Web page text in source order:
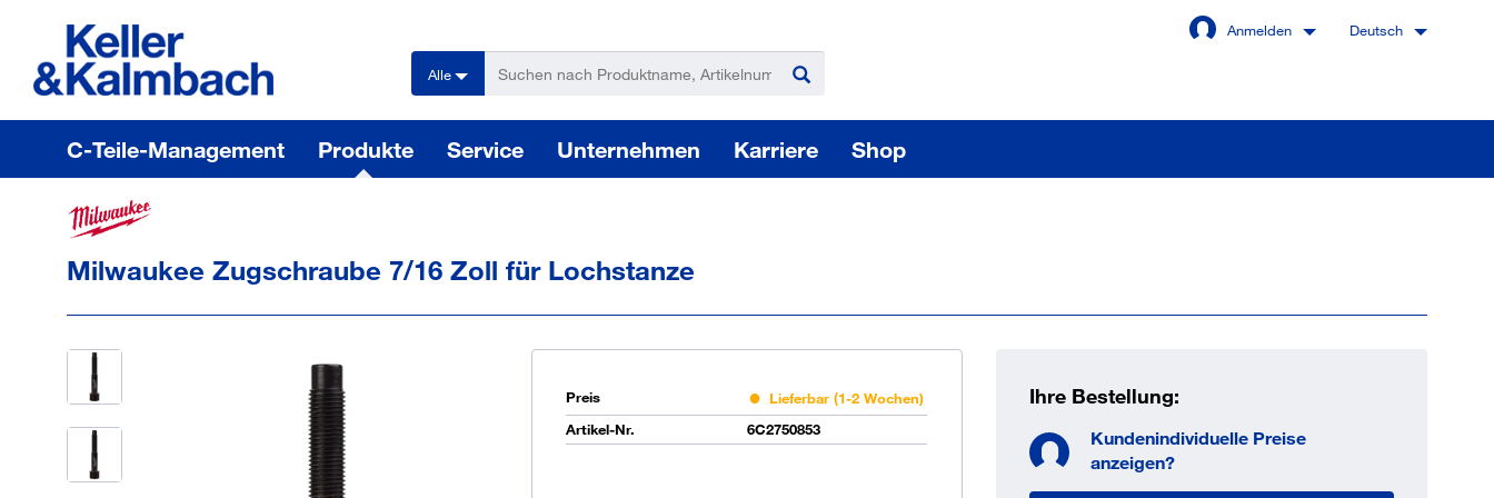
Anmelden
Anmelden
Sie sind noch kein Kunde
Deutsch
Alle
C-Teile-Management Produkte Service Unternehmen Karriere Shop
Milwaukee Zugschraube 7/16 Zoll für Lochstanze
Preis
Lieferbar (1-2 Wochen)
Artikel-Nr.
6C2750853
Ihre Bestellung:
Kundenindividuelle Preise
anzeigen?